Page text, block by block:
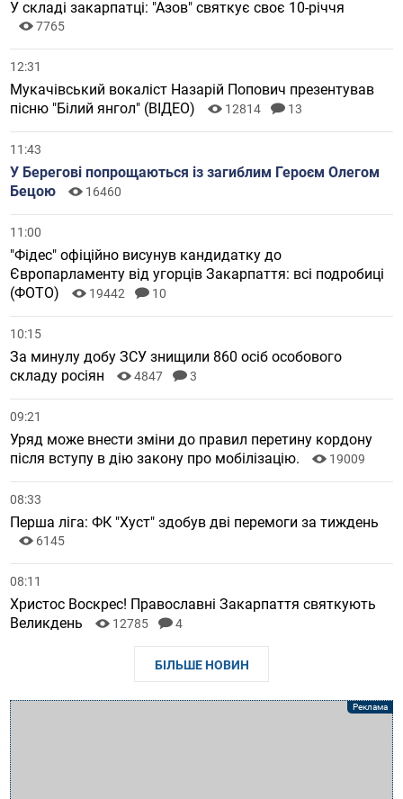
У складі закарпатці: "Азов" святкує своє 10-річчя
7765
12:31
Мукачівський вокаліст Назарій Попович презентував
пісню "Білий янгол" (ВІДЕО)
12814 13
11:43
У Берегові попрощаються із загиблим Героєм Олегом
Бецою
16460
11:00
"Фідес" офіційно висунув кандидатку до
Європарламенту від угорців Закарпаття: всі подробиці
(ФОТО)
19442 10
10:15
За минулу добу ЗСУ знищили 860 осіб особового
складу росіян
4847 3
09:21
Уряд може внести зміни до правил перетину кордону
після вступу в дію закону про мобілізацію.
19009
08:33
Перша ліга: ФК "Хуст" здобув дві перемоги за тиждень
6145
08:11
Христос Воскрес! Православні Закарпаття святкують
Великдень
12785 4
БІЛЬШЕ НОВИН